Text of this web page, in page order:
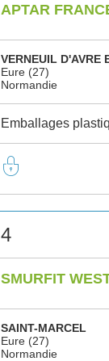
APTAR
VERNEUIL D'AVRE
Eure (27)
Normandie
Emballages
4
SMURFIT
SAINT-MARCEL
Eure (27)
Normandie